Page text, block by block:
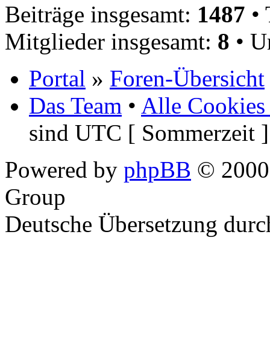
Beiträge insgesamt: 1487 •
Mitglieder insgesamt: 8 •
Portal » Foren-Übersicht
Das Team • Alle Cookies
sind UTC [ Sommerzeit ]
Powered by phpBB ©
Group
Deutsche Übersetzung